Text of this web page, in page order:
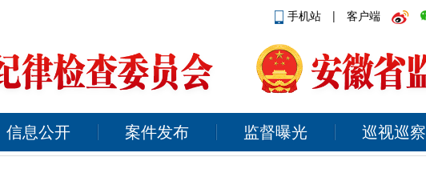
手机站 | 客户端
信息公开 案件发布 监督曝光 巡视巡察